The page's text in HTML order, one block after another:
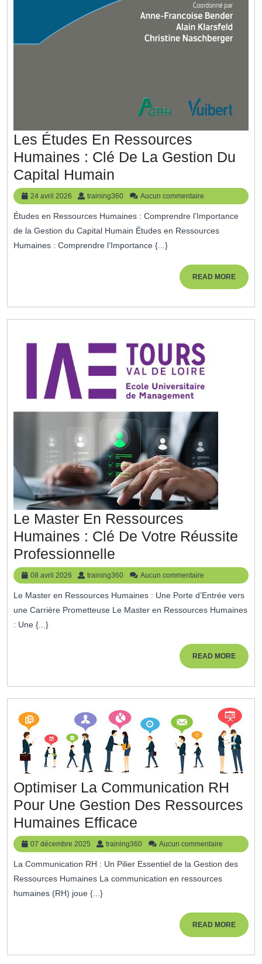
Les Études En Ressources
Humaines : Clé De La Gestion Du
Capital Humain
Études
En
Ressources
Humaines
Du
Capital
Humain
24 avril 2026
24
avril
2026
training360 training360
Aucun commentaire
Études en Ressources Humaines : Comprendre l’Importance
de la Gestion du Capital Humain Études en Ressources
Humaines : Comprendre l’Importance {...}
READ MOREREAD
MORE
Le Master En Ressources
Humaines : Clé De Votre Réussite
Professionnelle
Master
En
Ressources
Réussite
Professionnelle
08 avril 2026
08
avril
2026
training360 training360
Aucun commentaire
Le Master en Ressources Humaines : Une Porte d’Entrée vers
une Carrière Prometteuse Le Master en Ressources Humaines
: Une {...}
READ MOREREAD
MORE
Optimiser La Communication RH
Pour Une Gestion Des Ressources
Humaines Efficace
La
Communication
RH
Gestion
07 décembre 2025
07
décembre
2025
training360 training360
Aucun commentaire
La Communication RH : Un Pilier Essentiel de la Gestion des
Ressources Humaines La communication en ressources
humaines (RH) joue {...}
READ MOREREAD
MORE